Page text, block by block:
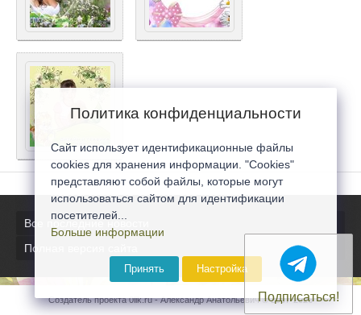
Все последние новости
Полная версия сайта
Создатель проекта 0lik.ru - Александр Анатольевич © 2007-2026
Подписаться!
Политика конфиденциальности
Сайт использует идентификационные файлы
cookies для хранения информации. "Cookies"
представляют собой файлы, которые могут
использоваться сайтом для идентификации
посетителей...
Больше информации
Принять Настройка